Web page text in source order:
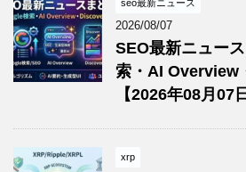
seo最新ニュース
2026/08/07
SEO最新ニュー
索・AI Overview
【2026年08月07
xrp